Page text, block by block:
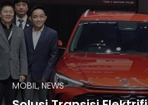
MOBIL, NEWS